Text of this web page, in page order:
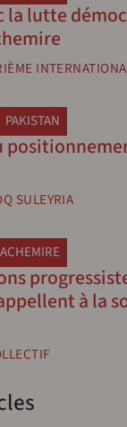
la lutte
PAKISTAN
SULEYRIA
à la